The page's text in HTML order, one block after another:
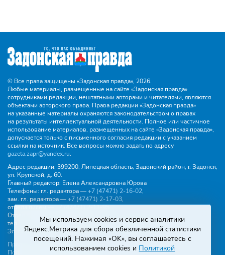
© Все права защищены «Задонская правда», 2026.
Любые материалы, размещенные на сайте «Задонская правда»
сотрудниками редакции, нештатными авторами и читателями, являются
объектами авторского права. Права редакции «Задонская правда»
на указанные материалы охраняются законодательством о правах
на результаты интеллектуальной деятельности. Полное или частичное
использование материалов, размещенных на сайте «Задонская правда»,
допускается только с письменного согласия редакции с указанием
ссылки на источник. Все вопросы можно задать по адресу
gazeta.zapr@yandex.ru.
Адрес редакции: 399200, Липецкая область, Задонский район, г. Задонск,
ул. Крупской, д. 60.
Главный редактор: Елена Александровна Юрова
Телефоны: гл. редактора —+7 (47471) 2‑16‑02,
зам. гл. редактора —+7 (47471) 2‑17‑03,
отдела писем —+7 (47471) 2‑11‑95.
Отдел рекламы и объявлений:
тел.
+7 (47471) 2‑43‑88, эл. почта -buh.gzp@yandex.ru
Эл. почта:gazeta.zapr@yandex.ru
Правила общения
Политика конфиденциальности
Мы используем cookies и сервис аналитики
Яндекс.Метрика для сбора обезличенной статистики
посещений. Нажимая «OK», вы соглашаетесь с
использованием cookies и Политикой